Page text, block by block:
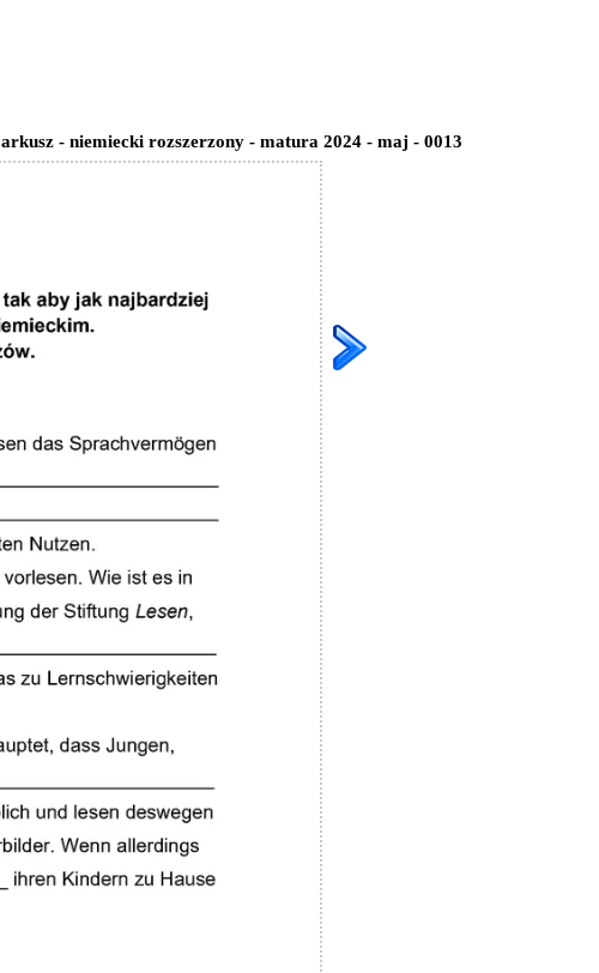
arkusz - niemiecki rozszerzony - matura 2024 - maj - 0013